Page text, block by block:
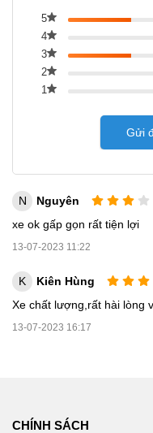
5
4
3
2
1
Gửi
N
Nguyên
xe ok gấp gọn rất tiện lợi
13-07-2023 11:22
K
Kiên Hùng
Xe chất lượng,rất hài lòng
13-07-2023 16:17
CHÍNH SÁCH